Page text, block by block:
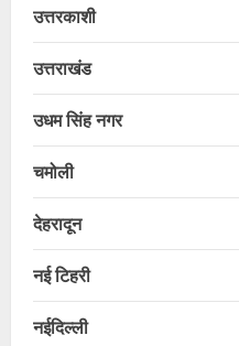
उत्तरकाशी
उत्तराखंड
उधम सिंह नगर
चमोली
देहरादून
नई टिहरी
नईदिल्ली